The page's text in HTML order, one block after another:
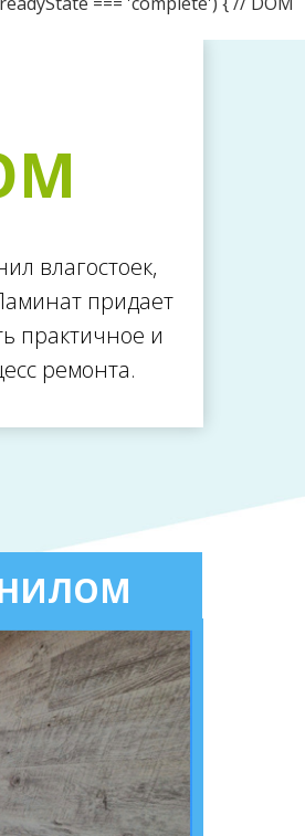
влагостоек,
придает
практичное и
ремонта.